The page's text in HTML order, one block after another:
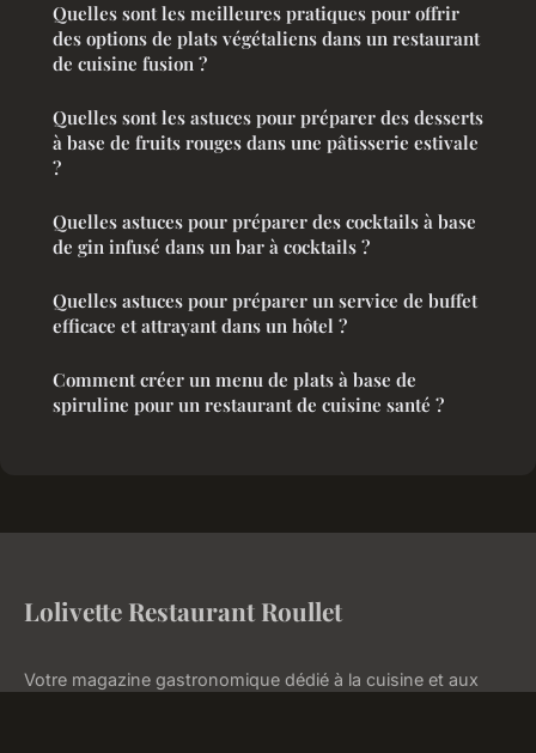
Quelles sont les meilleures pratiques pour offrir
des options de plats végétaliens dans un restaurant
de cuisine fusion ?
Quelles sont les astuces pour préparer des desserts
à base de fruits rouges dans une pâtisserie estivale
?
Quelles astuces pour préparer des cocktails à base
de gin infusé dans un bar à cocktails ?
Quelles astuces pour préparer un service de buffet
efficace et attrayant dans un hôtel ?
Comment créer un menu de plats à base de
spiruline pour un restaurant de cuisine santé ?
Lolivette Restaurant Roullet
Votre magazine gastronomique dédié à la cuisine et aux